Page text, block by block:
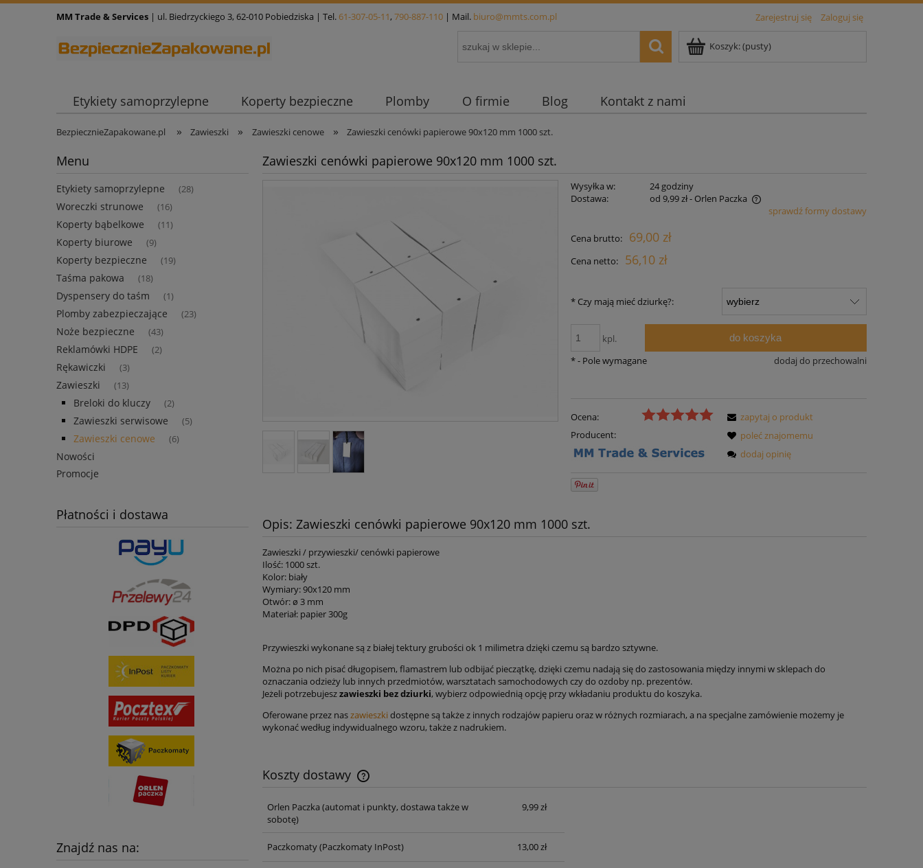
Zarejestruj się Zaloguj się
MM Trade & Services | ul. Biedrzyckiego 3, 62-010 Pobiedziska | Tel. 61-307-05-11, 790-887-110 | Mail. biuro@mmts.com.pl
Koszyk:(pusty)
Etykiety samoprzylepne Koperty bezpieczne Plomby O firmie Blog Kontakt z nami
BezpiecznieZapakowane.pl » Zawieszki » Zawieszki cenowe » Zawieszki cenówki papierowe 90x120 mm 1000 szt.
Menu
Etykiety samoprzylepne (28)
Woreczki strunowe (16)
Koperty bąbelkowe (11)
Koperty biurowe (9)
Koperty bezpieczne (19)
Taśma pakowa (18)
Dyspensery do taśm (1)
Plomby zabezpieczające (23)
Noże bezpieczne (43)
Reklamówki HDPE (2)
Rękawiczki (3)
Zawieszki (13)
Breloki do kluczy (2)
Zawieszki serwisowe (5)
Zawieszki cenowe (6)
Nowości
Promocje
Płatności i dostawa
Znajdź nas na:
Zawieszki cenówki papierowe 90x120 mm 1000 szt.
Wysyłka w:
24 godziny
Dostawa:
od 9,99 zł- Orlen Paczka
płatności
sprawdź formy dostawy
Cena brutto: 69,00 zł
Cena netto: 56,10 zł
* Czy mają mieć dziurkę?:
kpl. do koszyka
dodaj do przechowalni
*- Pole wymagane
Ocena:
Producent:
zapytaj o produkt
poleć znajomemu
dodaj opinię
Opis: Zawieszki cenówki papierowe 90x120 mm 1000 szt.
Zawieszki / przywieszki/ cenówki papierowe
Ilość: 1000 szt.
Kolor: biały
Wymiary: 90x120 mm
Otwór: ø 3 mm
Materiał: papier 300g
Przywieszki wykonane są z białej tektury grubości ok 1 milimetra dzięki czemu są bardzo sztywne.
Można po nich pisać długopisem, flamastrem lub odbijać pieczątkę, dzięki czemu nadają się do zastosowania między innymi w sklepach do
oznaczania odzieży lub innych przedmiotów, warsztatach samochodowych czy do ozdoby np. prezentów.
Jeżeli potrzebujeszzawieszki bez dziurki, wybierz odpowiednią opcję przy wkładaniu produktu do koszyka.
Oferowane przez naszawieszki dostępne są także z innych rodzajów papieru oraz w różnych rozmiarach, a na specjalne zamówienie możemy je
wykonać według indywidualnego wzoru, także z nadrukiem.
Koszty dostawy
Cena nie zawiera ewentualnych kosztów
Orlen Paczka (automat i punkty, dostawa także w
sobotę)
9,99 zł
Paczkomaty(Paczkomaty InPost) 13,00 zł